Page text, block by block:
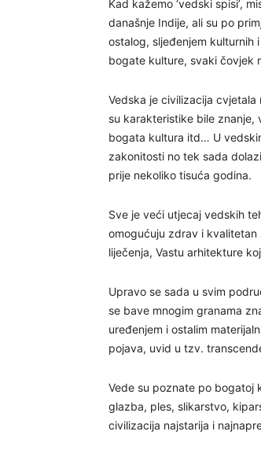
Kad kažemo ‘vedski spisi’,
današnje Indije, ali su po
ostalog, sljeđenjem kulturnih
bogate kulture, svaki čovjek
Vedska je civilizacija
su karakteristike bile znanje,
bogata kultura itd… U
zakonitosti no tek sada
prije nekoliko tisuća godina.
Sve je veći utjecaj vedskih
omogućuju zdrav i
liječenja, Vastu arhitekture
Upravo se sada u svim
se bave mnogim granama
uređenjem i ostalim
pojava, uvid u tzv.
Vede su poznate po
glazba, ples, slikarstvo,
civilizacija najstarija i